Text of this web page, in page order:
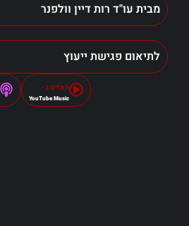
מבית עו"ד רות דיין וולפנר
לתיאום פגישת ייעוץ
האזינו ב-
YouTube Music